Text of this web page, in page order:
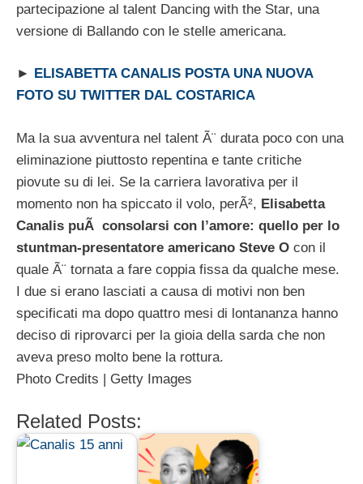
partecipazione al talent Dancing with the Star, una
versione di Ballando con le stelle americana.
►
ELISABETTA CANALIS POSTA UNA NUOVA
FOTO SU TWITTER DAL COSTARICA
Ma la sua avventura nel talent Ã¨ durata poco con una
eliminazione piuttosto repentina e tante critiche
piovute su di lei. Se la carriera lavorativa per il
momento non ha spiccato il volo, perÃ², Elisabetta
Canalis puÃ consolarsi con l’amore: quello per lo
stuntman-presentatore americano Steve O con il
quale Ã¨ tornata a fare coppia fissa da qualche mese.
I due si erano lasciati a causa di motivi non ben
specificati ma dopo quattro mesi di lontananza hanno
deciso di riprovarci per la gioia della sarda che non
aveva preso molto bene la rottura.
Photo Credits | Getty Images
Related Posts: